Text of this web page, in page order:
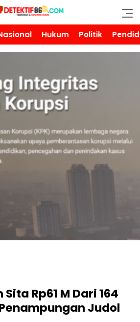
DETEKTIF86.COM
Hukum Politik
Rp61 M Dari 164
Judol